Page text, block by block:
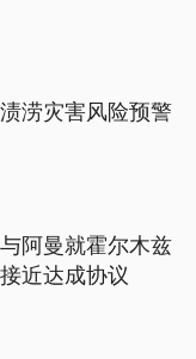
涝灾害风险预警
阿曼就霍尔木兹
近达成协议